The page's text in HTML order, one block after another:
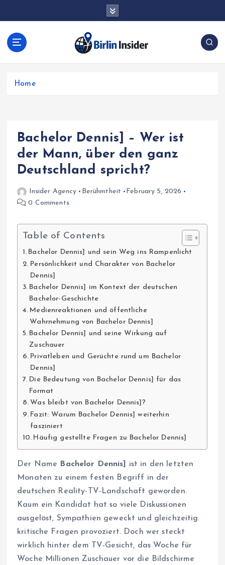
o
Home
Bachelor Dennis] – Wer ist
der Mann, über den ganz
Deutschland spricht?
Insider Agency Berühmtheit
February 5, 2026
0 Comments
Table of Contents
Bachelor Dennis] und sein Weg ins Rampenlicht
Persönlichkeit und Charakter von Bachelor
Dennis]
Bachelor Dennis] im Kontext der deutschen
Bachelor-Geschichte
Medienreaktionen und öffentliche
Wahrnehmung von Bachelor Dennis]
Bachelor Dennis] und seine Wirkung auf
Zuschauer
Privatleben und Gerüchte rund um Bachelor
Dennis]
Die Bedeutung von Bachelor Dennis] für das
Format
Was bleibt von Bachelor Dennis]?
Fazit: Warum Bachelor Dennis] weiterhin
fasziniert
Häufig gestellte Fragen zu Bachelor Dennis]
Der Name Bachelor Dennis]
ist in den letzten
Monaten zu einem festen Begriff in der
deutschen Reality-TV-Landschaft geworden.
Kaum ein Kandidat hat so viele Diskussionen
ausgelöst, Sympathien geweckt und gleichzeitig
kritische Fragen provoziert. Doch wer steckt
wirklich hinter dem TV-Gesicht, das Woche für
Woche Millionen Zuschauer vor die Bildschirme